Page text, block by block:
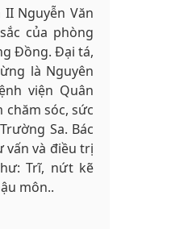
Nguyễn Văn
của phòng
Đồng. Đại tá,
là Nguyên
viện Quân
chăm sóc, sức
Sa. Bác
vấn và điều trị
Trĩ, nứt kẽ
môn..